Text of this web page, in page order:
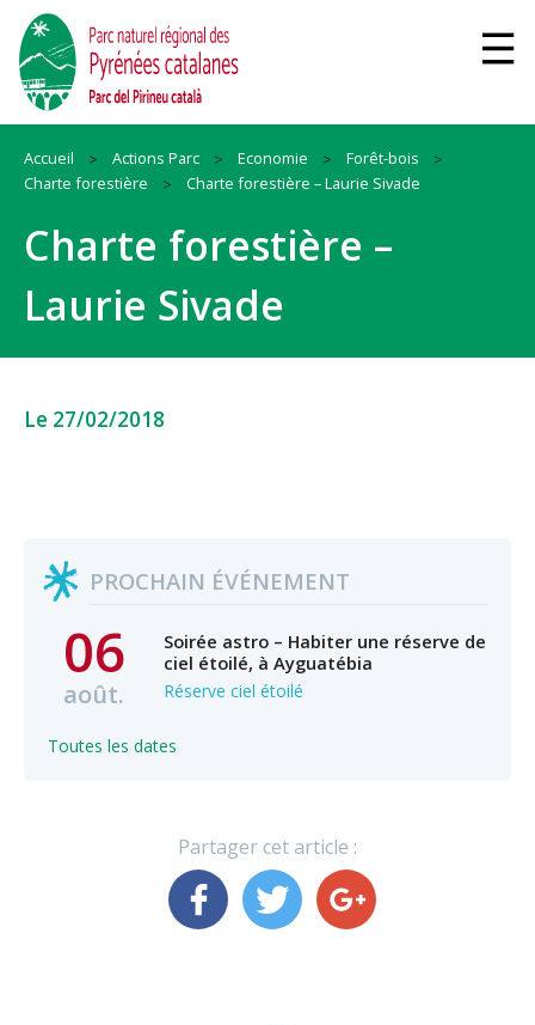
Accueil Actions Parc Economie
Forêt-bois
Charte forestière
Charte forestière – Laurie Sivade
Charte forestière –
Laurie Sivade
Le 27/02/2018
PROCHAIN ÉVÉNEMENT
06
août.
Soirée astro – Habiter une réserve de
ciel étoilé, à Ayguatébia
Réserve ciel étoilé
Toutes les dates
Partager cet article :